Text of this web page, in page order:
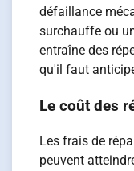
défaillance
surchauffe ou
entraîne des
qu'il faut
Le coût des
Les frais de
peuvent